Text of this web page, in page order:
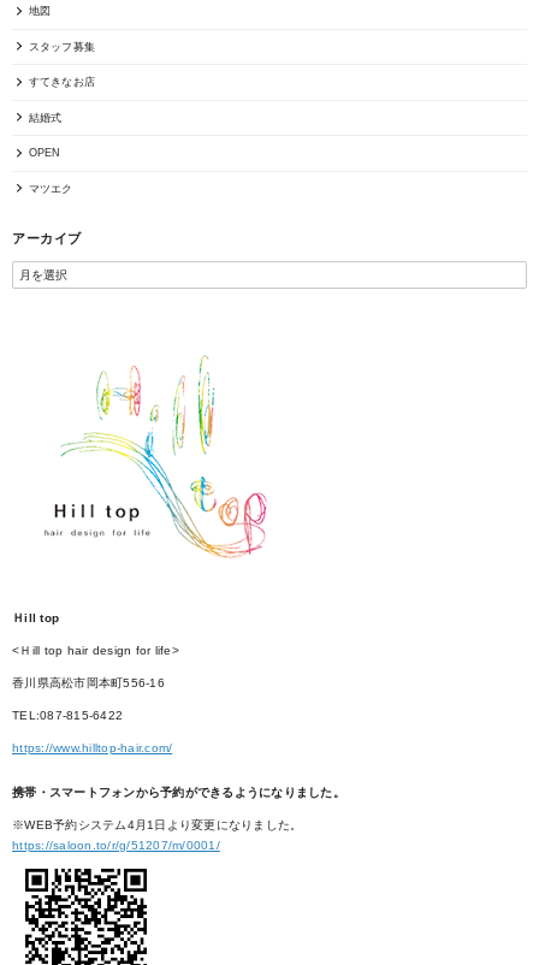
地図
スタッフ募集
すてきなお店
結婚式
OPEN
マツエク
アーカイブ
Ｈill top
<Ｈill top hair design for life>
香川県高松市岡本町556-16
TEL:087-815-6422
https://www.hilltop-hair.com/
携帯・スマートフォンから予約ができるようになりました。
※WEB予約システム4月1日より変更になりました。
https://saloon.to/r/g/51207/m/0001/